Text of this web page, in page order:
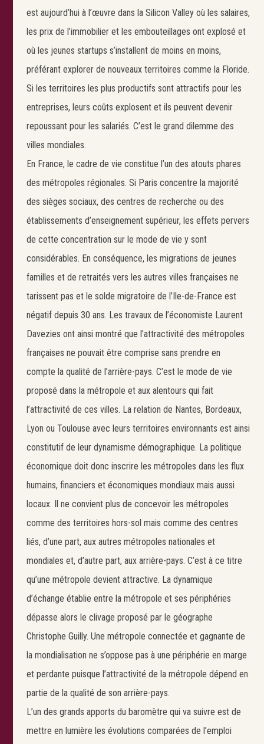
est aujourd’hui à l’œuvre dans la Silicon Valley où les salaires,
les prix de l’immobilier et les embouteillages ont explosé et
où les jeunes startups s’installent de moins en moins,
préférant explorer de nouveaux territoires comme la Floride.
Si les territoires les plus productifs sont attractifs pour les
entreprises, leurs coûts explosent et ils peuvent devenir
repoussant pour les salariés. C’est le grand dilemme des
villes mondiales.
En France, le cadre de vie constitue l’un des atouts phares
des métropoles régionales. Si Paris concentre la majorité
des sièges sociaux, des centres de recherche ou des
établissements d’enseignement supérieur, les effets pervers
de cette concentration sur le mode de vie y sont
considérables. En conséquence, les migrations de jeunes
familles et de retraités vers les autres villes françaises ne
tarissent pas et le solde migratoire de l’Ile-de-France est
négatif depuis 30 ans. Les travaux de l’économiste Laurent
Davezies ont ainsi montré que l’attractivité des métropoles
françaises ne pouvait être comprise sans prendre en
compte la qualité de l’arrière-pays. C’est le mode de vie
proposé dans la métropole et aux alentours qui fait
l’attractivité de ces villes. La relation de Nantes, Bordeaux,
Lyon ou Toulouse avec leurs territoires environnants est ainsi
constitutif de leur dynamisme démographique. La politique
économique doit donc inscrire les métropoles dans les flux
humains, financiers et économiques mondiaux mais aussi
locaux. Il ne convient plus de concevoir les métropoles
comme des territoires hors-sol mais comme des centres
liés, d’une part, aux autres métropoles nationales et
mondiales et, d’autre part, aux arrière-pays. C’est à ce titre
qu’une métropole devient attractive. La dynamique
d’échange établie entre la métropole et ses périphéries
dépasse alors le clivage proposé par le géographe
Christophe Guilly. Une métropole connectée et gagnante de
la mondialisation ne s’oppose pas à une périphérie en marge
et perdante puisque l’attractivité de la métropole dépend en
partie de la qualité de son arrière-pays.
L’un des grands apports du baromètre qui va suivre est de
mettre en lumière les évolutions comparées de l’emploi